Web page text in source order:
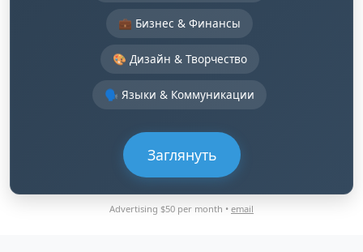
💼 Бизнес & Финансы
🎨 Дизайн & Творчество
🗣️ Языки & Коммуникации
Заглянуть
Advertising $50 per month • email